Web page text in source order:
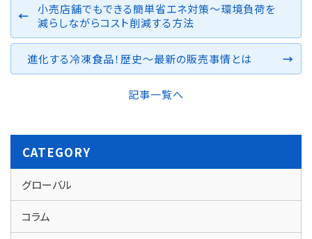
小売店舗でもできる簡単省エネ対策～環境負荷を
減らしながらコスト削減する方法
進化する冷凍食品！歴史～最新の販売事情とは
記事一覧へ
CATEGORY
グローバル
コラム